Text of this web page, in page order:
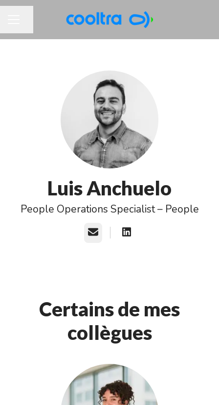
Partager la page
Luis Anchuelo
People Operations Specialist – People
E-mail
Certains de mes
collègues